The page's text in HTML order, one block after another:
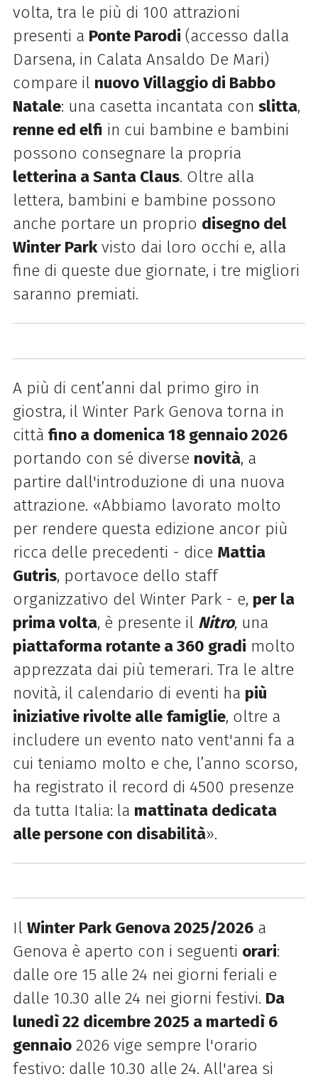
volta, tra le più di 100 attrazioni
presenti a Ponte Parodi (accesso dalla
Darsena, in Calata Ansaldo De Mari)
compare il nuovo Villaggio di Babbo
Natale: una casetta incantata con slitta,
renne ed elfi in cui bambine e bambini
possono consegnare la propria
letterina a Santa Claus. Oltre alla
lettera, bambini e bambine possono
anche portare un proprio disegno del
Winter Parkvisto dai loro occhi e, alla
fine di queste due giornate, i tre migliori
saranno premiati.
A più di cent’anni dal primo giro in
giostra, il Winter ParkGenova torna in
città fino a domenica 18 gennaio 2026
portando con sé diverse novità, a
partire dall'introduzione di una nuova
attrazione. «Abbiamo lavorato molto
per rendere questa edizione ancor più
ricca delle precedenti - dice Mattia
Gutris, portavoce dello staff
organizzativo del Winter Park- e, per la
prima volta, è presente il Nitro, una
piattaforma rotante a 360 gradi molto
apprezzata dai più temerari. Tra le altre
novità, il calendario di eventi ha più
iniziative rivolte alle famiglie, oltre a
includere un evento nato vent'anni fa a
cui teniamo molto e che, l’anno scorso,
ha registrato il record di 4500 presenze
da tutta Italia: la mattinata dedicata
alle persone con disabilità».
Il Winter Park Genova 2025/2026a
Genova è aperto con i seguenti orari:
dalle ore 15 alle 24 nei giorni feriali e
dalle 10.30 alle 24 nei giorni festivi. Da
lunedì 22 dicembre 2025 a martedì 6
gennaio2026 vige sempre l'orario
festivo: dalle 10.30 alle 24. All'area si